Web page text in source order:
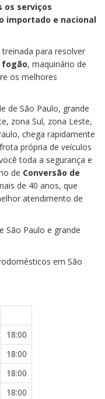
os serviços
importado e nacional
para resolver
fogão, maquinário de
os melhores
de São Paulo, grande
zona Sul, zona Leste,
chega rapidamente
própria de veículos
toda a segurança e
de Conversão de
de 40 anos, que
atendimento de
São Paulo e grande
em São
18:00
18:00
18:00
18:00